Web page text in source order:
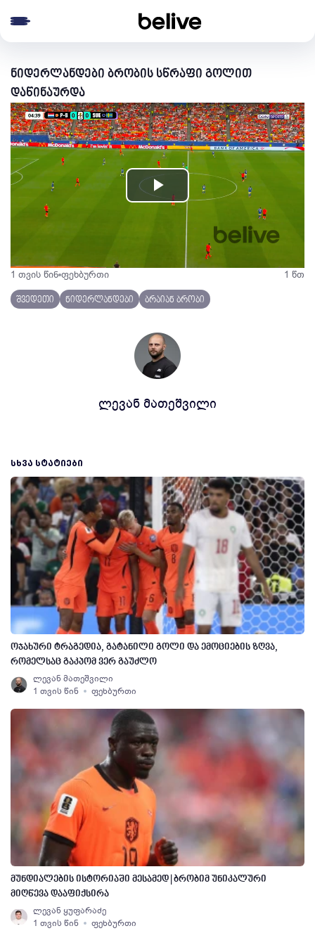
ნიდერლანდები ბრობის სწრაფი გოლით
დაწინაურდა
Play
Video
1 თვის წინ ფეხბურთი 1 წთ
შვედეთი ნიდერლანდები ბრაიან ბრობი
ლევან მათეშვილი
ᲡᲮᲕᲐ ᲡᲢᲐᲢᲘᲔᲑᲘ
ოჯახური ტრაგედია, გატანილი გოლი და ემოციების ზღვა,
რომელსაც გაკპომ ვერ გაუძლო
ლევან მათეშვილი
1 თვის წინ
ფეხბურთი
მუნდიალების ისტორიაში მესამედ | ბრობიმ უნიკალური
მიღწევა დააფიქსირა
ლევან ყუფარაძე
1 თვის წინ
ფეხბურთი